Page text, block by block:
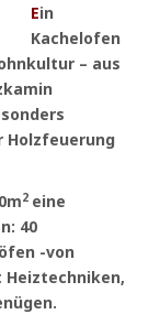
Ein
Kachelofen
– aus
Holzfeuerung
2 eine
40
-von